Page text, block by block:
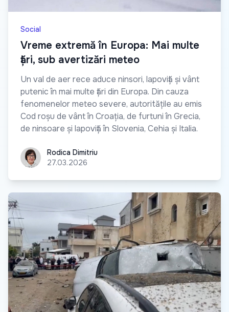
Social
Vreme extremă în Europa: Mai multe
țări, sub avertizări meteo
Un val de aer rece aduce ninsori, lapoviță și vânt
putenic în mai multe țări din Europa. Din cauza
fenomenelor meteo severe, autoritățile au emis
Cod roșu de vânt în Croația, de furtuni în Grecia,
de ninsoare și lapoviță în Slovenia, Cehia și Italia.
Rodica Dimitriu
Rodica Dimitriu
27.03.2026